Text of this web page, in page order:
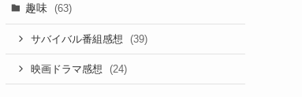
趣味 (63)
サバイバル番組感想 (39)
映画ドラマ感想 (24)